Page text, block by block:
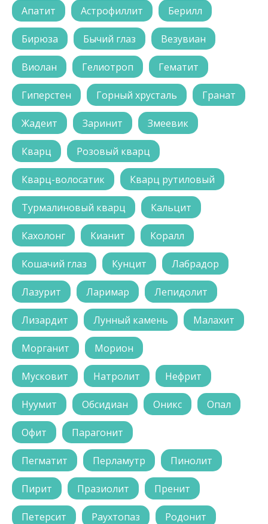
Апатит Астрофиллит Берилл
Бирюза Бычий глаз Везувиан
Виолан Гелиотроп Гематит
Гиперстен Горный хрусталь Гранат
Жадеит Заринит Змеевик
Кварц Розовый кварц
Кварц-волосатик Кварц рутиловый
Турмалиновый кварц Кальцит
Кахолонг Кианит Коралл
Кошачий глаз Кунцит Лабрадор
Лазурит Ларимар Лепидолит
Лизардит Лунный камень Малахит
Морганит Морион
Мусковит Натролит Нефрит
Нуумит Обсидиан Оникс Опал
Офит Парагонит
Пегматит Перламутр Пинолит
Пирит Празиолит Пренит
Петерсит Раухтопаз Родонит